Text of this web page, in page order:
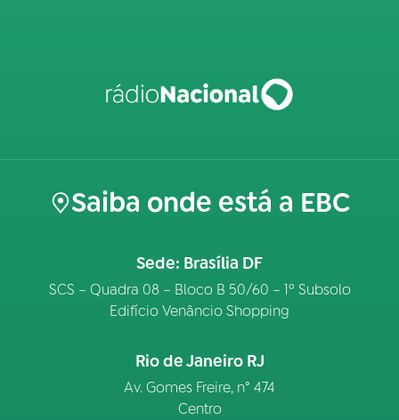
Saiba onde está a EBC
Sede: Brasília DF
SCS – Quadra 08 – Bloco B 50/60 – 1º Subsolo
Edifício Venâncio Shopping
Rio de Janeiro RJ
Av. Gomes Freire, n° 474
Centro